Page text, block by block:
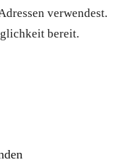
verwendest.
bereit.